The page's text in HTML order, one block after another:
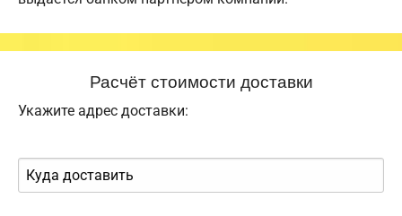
Расчёт стоимости доставки
Укажите адрес доставки: